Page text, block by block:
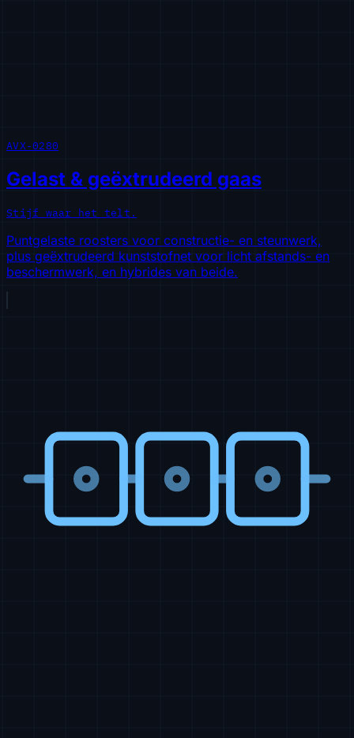
AVX-0280
Gelast & geëxtrudeerd gaas
Stijf waar het telt.
Puntgelaste roosters voor constructie- en steunwerk,
plus geëxtrudeerd kunststofnet voor licht afstands- en
beschermwerk, en hybrides van beide.